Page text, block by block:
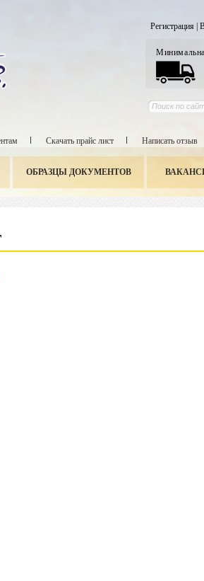
Регистрация
Скачать прайс лист Написать отзыв
ОБРАЗЦЫ ДОКУМЕНТОВ